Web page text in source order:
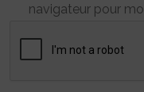
navigateur pour